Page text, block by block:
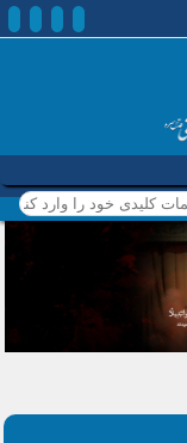
کلمات کلیدی خود را وارد
کنید